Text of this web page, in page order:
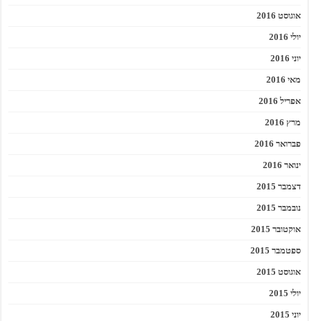
אוגוסט 2016
יולי 2016
יוני 2016
מאי 2016
אפריל 2016
מרץ 2016
פברואר 2016
ינואר 2016
דצמבר 2015
נובמבר 2015
אוקטובר 2015
ספטמבר 2015
אוגוסט 2015
יולי 2015
יוני 2015